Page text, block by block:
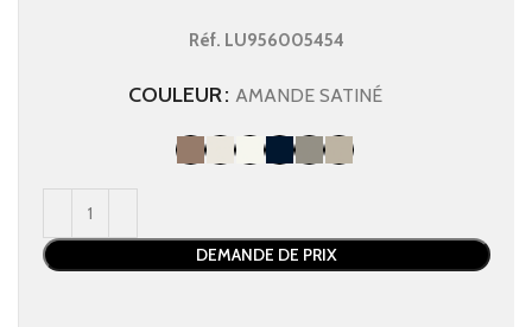
Réf. LU956005454
COULEUR AMANDE SATINÉ
DEMANDE DE PRIX